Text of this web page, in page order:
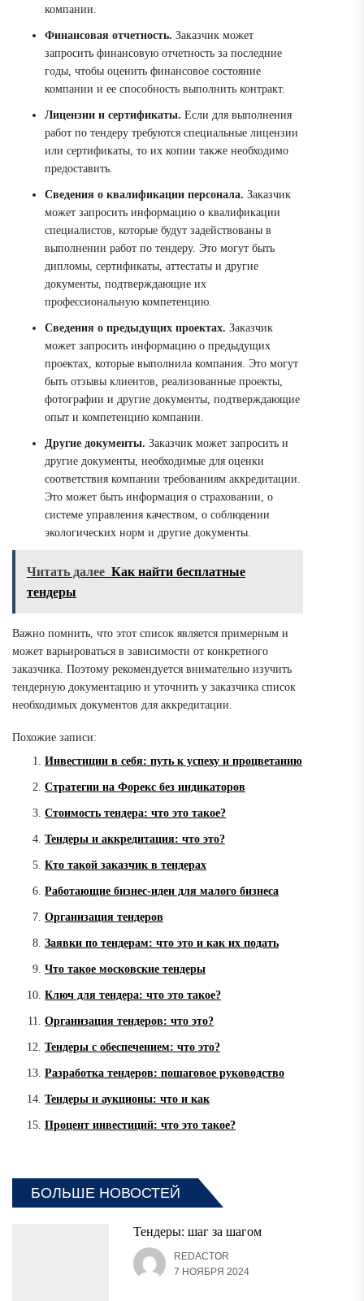
компании.
Финансовая отчетность. Заказчик может
запросить финансовую отчетность за последние
годы, чтобы оценить финансовое состояние
компании и ее способность выполнить контракт.
Лицензии и сертификаты. Если для выполнения
работ по тендеру требуются специальные лицензии
или сертификаты, то их копии также необходимо
предоставить.
Сведения о квалификации персонала. Заказчик
может запросить информацию о квалификации
специалистов, которые будут задействованы в
выполнении работ по тендеру. Это могут быть
дипломы, сертификаты, аттестаты и другие
документы, подтверждающие их
профессиональную компетенцию.
Сведения о предыдущих проектах. Заказчик
может запросить информацию о предыдущих
проектах, которые выполнила компания. Это могут
быть отзывы клиентов, реализованные проекты,
фотографии и другие документы, подтверждающие
опыт и компетенцию компании.
Другие документы. Заказчик может запросить и
другие документы, необходимые для оценки
соответствия компании требованиям аккредитации.
Это может быть информация о страховании, о
системе управления качеством, о соблюдении
экологических норм и другие документы.
Читать далее Как найти бесплатные
тендеры
Важно помнить, что этот список является примерным и
может варьироваться в зависимости от конкретного
заказчика. Поэтому рекомендуется внимательно изучить
тендерную документацию и уточнить у заказчика список
необходимых документов для аккредитации.
Похожие записи:
Инвестиции в себя: путь к успеху и процветанию
Стратегии на Форекс без индикаторов
Стоимость тендера: что это такое?
Тендеры и аккредитация: что это?
Кто такой заказчик в тендерах
Работающие бизнес-идеи для малого бизнеса
Организация тендеров
Заявки по тендерам: что это и как их подать
Что такое московские тендеры
Ключ для тендера: что это такое?
Организация тендеров: что это?
Тендеры с обеспечением: что это?
Разработка тендеров: пошаговое руководство
Тендеры и аукционы: что и как
Процент инвестиций: что это такое?
БОЛЬШЕ НОВОСТЕЙ
Тендеры: шаг за шагом
REDACTOR
7 НОЯБРЯ 2024